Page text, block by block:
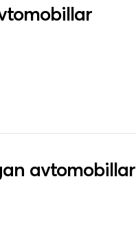
avtomobillar